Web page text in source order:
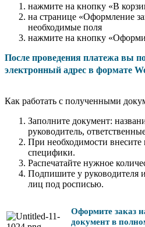
нажмите на кнопку «В
на странице «Оформление
необходимые поля
нажмите на кнопку
После проведения платежа вы
электронный адрес в формате
Как работать с полученными
Заполните документ:
руководитель,
При необходимости
специфики.
Распечатайте нужное
Подпишите у руководителя
лиц под росписью.
Оформите заказ
документ в